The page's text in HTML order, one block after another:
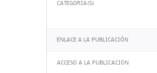
CATEGORIA(S)
ENLACE A LA PUBLICACIÓN
ACCESO A LA PUBLICACION